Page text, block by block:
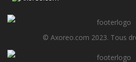
© Axoreo.com 2023. Tous